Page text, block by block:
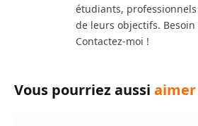
étudiants,
de leurs objectifs. Besoin
Contactez-moi !
Vous pourriez aussi aimer